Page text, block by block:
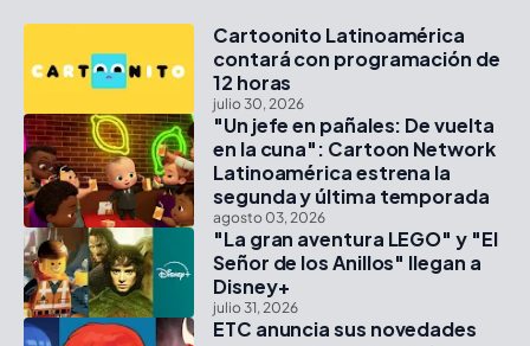
Cartoonito Latinoamérica
contará con programación de
12 horas
julio 30, 2026
"Un jefe en pañales: De vuelta
en la cuna": Cartoon Network
Latinoamérica estrena la
segunda y última temporada
agosto 03, 2026
"La gran aventura LEGO" y "El
Señor de los Anillos" llegan a
Disney+
julio 31, 2026
ETC anuncia sus novedades